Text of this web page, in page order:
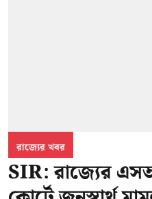
রাজ্যের খবর
SIR: রাজ্যের